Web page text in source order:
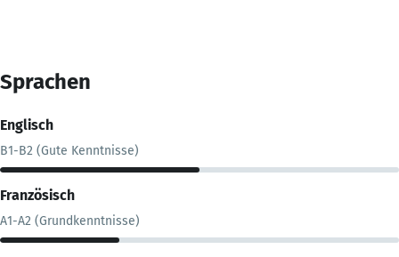
Sprachen
Englisch
B1-B2 (Gute Kenntnisse)
Französisch
A1-A2 (Grundkenntnisse)